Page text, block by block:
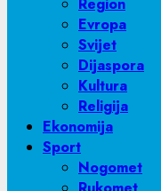
Evropa
Svijet
Dijaspora
Kultura
Religija
Ekonomija
Sport
Nogomet